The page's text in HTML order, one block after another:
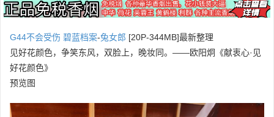
G44不会受伤 碧蓝档案-兔女郎 [20P-344MB]最新整理
见好花颜色，争笑东风，双脸上，晚妆同。——欧阳炯《献衷心·见
好花颜色》
预览图